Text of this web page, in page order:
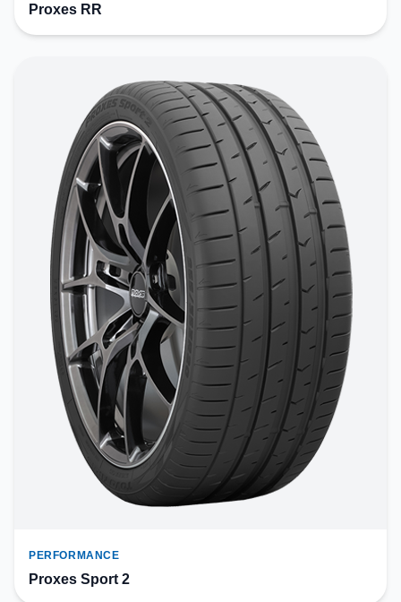
Proxes RR
PERFORMANCE
Proxes Sport 2